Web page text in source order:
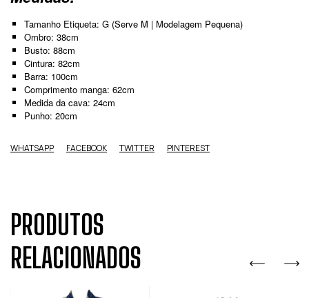
Tamanho Etiqueta: G (Serve M | Modelagem Pequena)
Ombro: 38cm
Busto: 88cm
Cintura: 82cm
Barra: 100cm
Comprimento manga: 62cm
Medida da cava: 24cm
Punho: 20cm
WHATSAPP FACEBOOK TWITTER PINTEREST
PRODUTOS
RELACIONADOS